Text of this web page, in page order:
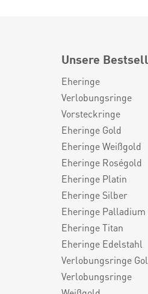
Unsere
Eheringe
Verlobungsringe
Vorsteckringe
Eheringe Gold
Eheringe Weißgold
Eheringe Roségold
Eheringe Platin
Eheringe Silber
Eheringe Palladium
Eheringe Titan
Eheringe Edelstahl
Verlobungsringe
Verlobungsringe